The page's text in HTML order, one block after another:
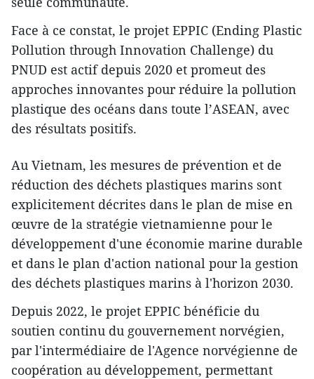
Face à ce constat, le projet EPPIC (Ending Plastic
Pollution through Innovation Challenge) du
PNUD est actif depuis 2020 et promeut des
approches innovantes pour réduire la pollution
plastique des océans dans toute l’ASEAN, avec
des résultats positifs.
Au Vietnam, les mesures de prévention et de
réduction des déchets plastiques marins sont
explicitement décrites dans le plan de mise en
œuvre de la stratégie vietnamienne pour le
développement d'une économie marine durable
et dans le plan d'action national pour la gestion
des déchets plastiques marins à l'horizon 2030.
Depuis 2022, le projet EPPIC bénéficie du
soutien continu du gouvernement norvégien,
par l'intermédiaire de l'Agence norvégienne de
coopération au développement, permettant